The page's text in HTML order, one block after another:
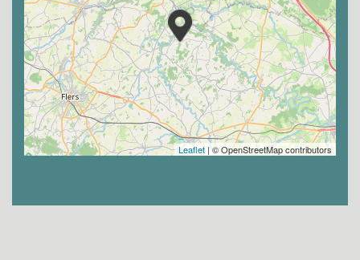
Leaflet | © OpenStreetMap contributors